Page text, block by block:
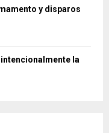
y disparos
la